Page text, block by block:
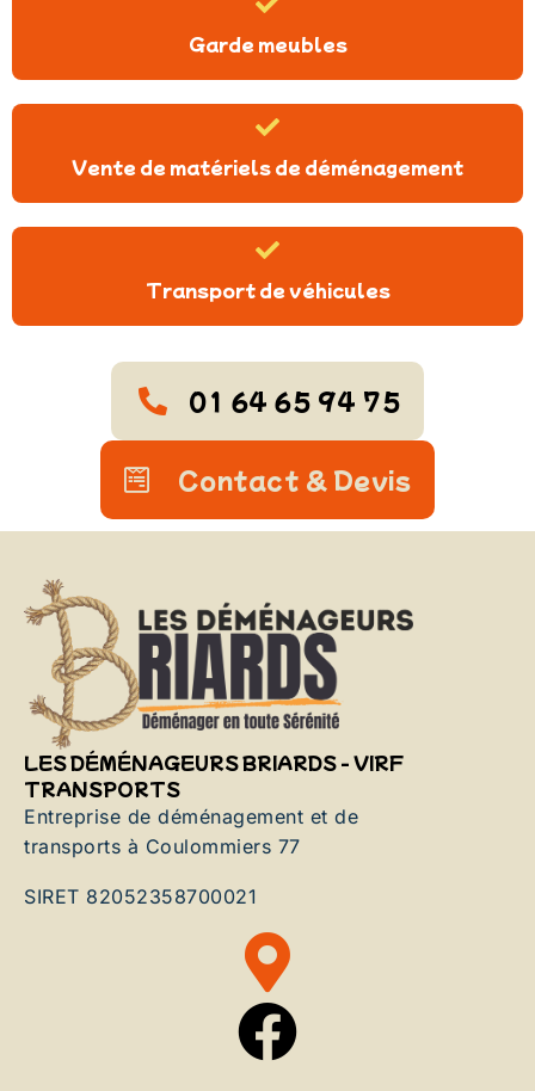
Garde meubles
Vente de matériels de déménagement
Transport de véhicules
01 64 65 94 75
Contact & Devis
LES DÉMÉNAGEURS BRIARDS - VIRF
TRANSPORTS
Entreprise de déménagement et de
transports à Coulommiers 77
SIRET 82052358700021